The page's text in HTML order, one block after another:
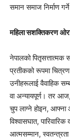
समान समाज निर्माण
महिलासशक्तिकरण
नेपालको पितृसत्तात्मक
प्रतीकको रूपमा
उनीहरूलाई वैवाहिक
वा अन्यायपूर्ण। तर
चुप लाग्ने होइन, आफ्ना
विश्वासघात,
आत्मसम्मान,